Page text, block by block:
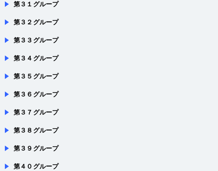
第３１グループ
第３２グループ
第３３グループ
第３４グループ
第３５グループ
第３６グループ
第３７グループ
第３８グループ
第３９グループ
第４０グループ